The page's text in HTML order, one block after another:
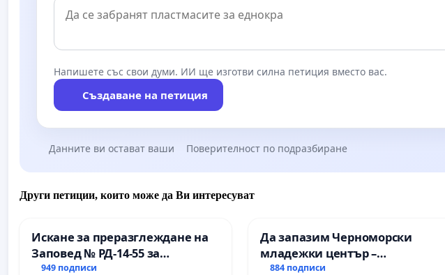
Напишете със свои думи. ИИ ще изготви силна петиция вместо вас.
Създаване на петиция
Данните ви остават ваши Поверителност по подразбиране
Други петиции, които може да Ви интересуват
Искане за преразглеждане на
Заповед № РД-14-55 за
вливането на
949 подписи
Да запазим Черноморски
младежки център –
пространство за младите на
884 подписи